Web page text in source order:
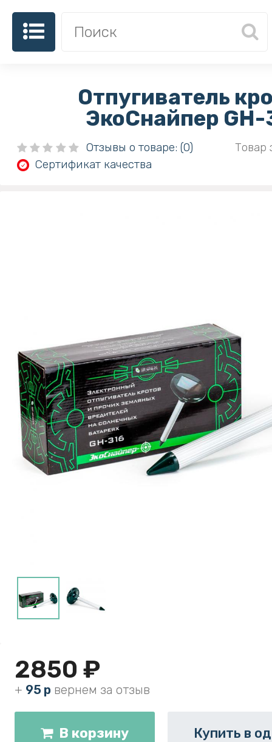
Отпугиватель
ЭкоСнайпер GH-
Отзывы о товаре: (0)
Товар
Сертификат качества
2850 ₽
+ 95 р вернем за отзыв
В корзину Купить в